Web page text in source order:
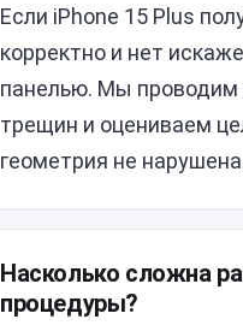
Если iPhone 15 Plus
корректно и нет
панелью. Мы проводим
трещин и оцениваем
геометрия не
Насколько сложна
процедуры?